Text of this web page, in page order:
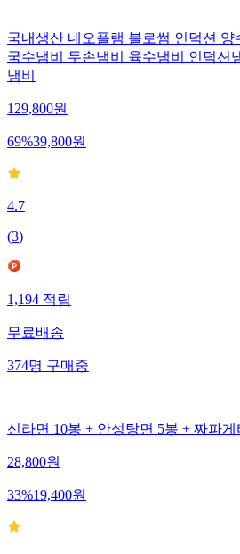
국내생산 네오플램 블로썸 인덕션 양
국수냄비 두손냄비 육수냄비 인덕션
냄비
129,800원
69%39,800원
4.7
(3)
1,194적립
무료배송
374명구매중
신라면 10봉 + 안성탕면 5봉 + 짜파게
28,800원
33%19,400원